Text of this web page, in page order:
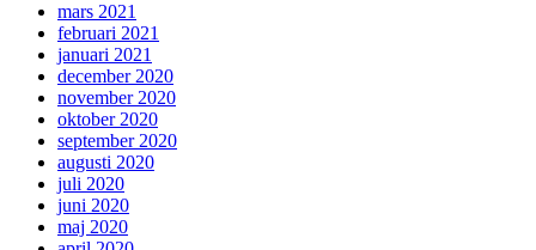
mars 2021
februari 2021
januari 2021
december 2020
november 2020
oktober 2020
september 2020
augusti 2020
juli 2020
juni 2020
maj 2020